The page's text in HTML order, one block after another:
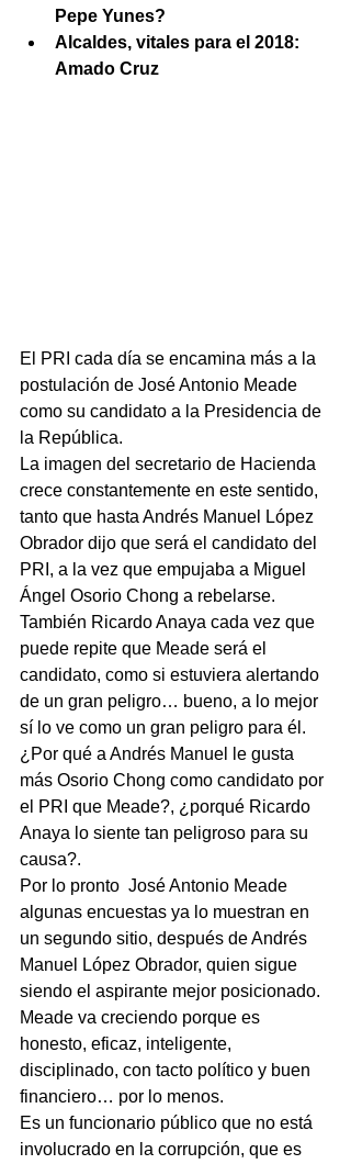
Pepe Yunes?
Alcaldes, vitales para el 2018:
Amado Cruz
El PRI cada día se encamina más a la
postulación de José Antonio Meade
como su candidato a la Presidencia de
la República.
La imagen del secretario de Hacienda
crece constantemente en este sentido,
tanto que hasta Andrés Manuel López
Obrador dijo que será el candidato del
PRI, a la vez que empujaba a Miguel
Ángel Osorio Chong a rebelarse.
También Ricardo Anaya cada vez que
puede repite que Meade será el
candidato, como si estuviera alertando
de un gran peligro… bueno, a lo mejor
sí lo ve como un gran peligro para él.
¿Por qué a Andrés Manuel le gusta
más Osorio Chong como candidato por
el PRI que Meade?, ¿porqué Ricardo
Anaya lo siente tan peligroso para su
causa?.
Por lo pronto  José Antonio Meade
algunas encuestas ya lo muestran en
un segundo sitio, después de Andrés
Manuel López Obrador, quien sigue
siendo el aspirante mejor posicionado.
Meade va creciendo porque es
honesto, eficaz, inteligente,
disciplinado, con tacto político y buen
financiero… por lo menos.
Es un funcionario público que no está
involucrado en la corrupción, que es